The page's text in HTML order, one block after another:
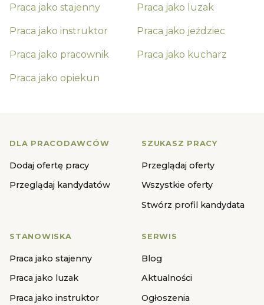
Praca jako stajenny Praca jako luzak
Praca jako instruktor Praca jako jeździec
Praca jako pracownik Praca jako kucharz
Praca jako opiekun
DLA PRACODAWCÓW
Dodaj ofertę pracy
Przeglądaj kandydatów
SZUKASZ PRACY
Przeglądaj oferty
Wszystkie oferty
Stwórz profil kandydata
STANOWISKA
Praca jako stajenny
Praca jako luzak
Praca jako instruktor
SERWIS
Blog
Aktualności
Ogłoszenia